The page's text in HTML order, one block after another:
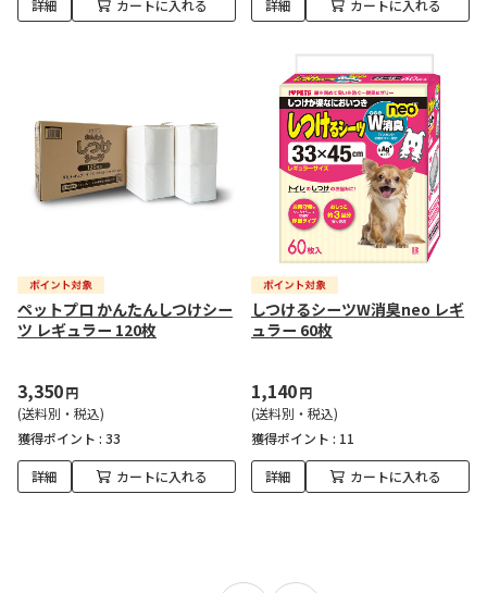
詳細 カートに入れる 詳細 カートに入れる
ペットプロ かんたんしつけシー
ツ レギュラー 120枚
3,350円
(送料別・税込)
獲得ポイント : 33
詳細 カートに入れる
しつけるシーツW消臭neo レギ
ュラー 60枚
1,140円
(送料別・税込)
獲得ポイント : 11
詳細 カートに入れる